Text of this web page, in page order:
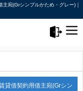
宛(Grシンプルかため・グレー)｜
貸借契約用借主宛(Grシン